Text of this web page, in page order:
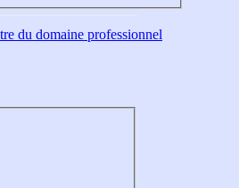
du domaine professionnel